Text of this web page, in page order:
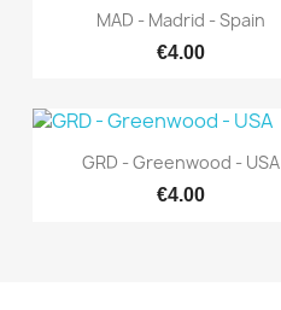
Quick view
MAD - Madrid - Spain
€4.00
Quick view
GRD - Greenwood - USA
€4.00